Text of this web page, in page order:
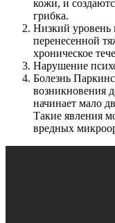
кожи, и
грибка.
Низкий уровень
перенесенной
хроническое
Нарушение
Болезнь
возникновения
начинает мало
Такие явления
вредных